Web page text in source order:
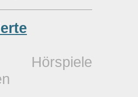
Hörspiele